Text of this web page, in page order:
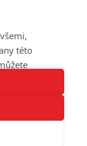
rights reserved /
57, Stodůlky, 155
této
stránce
funkce.
pouze na
odvolání
s